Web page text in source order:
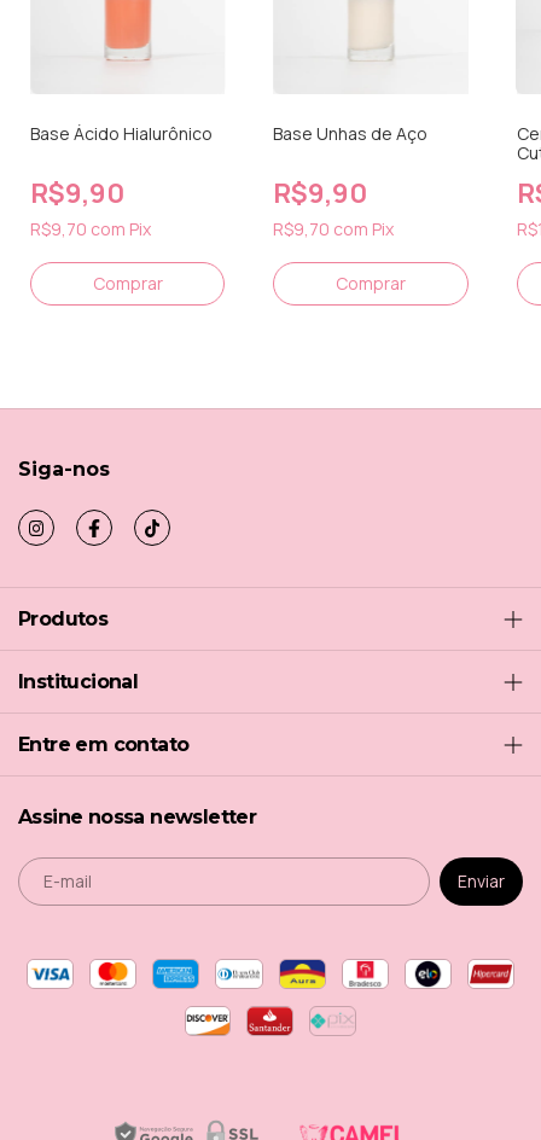
Base Ácido Hialurônico
R$9,90
R$9,70 com Pix
Base Unhas de Aço
R$9,90
R$9,70 com Pix
Siga-nos
Produtos
Institucional
Entre em contato
Assine nossa newsletter